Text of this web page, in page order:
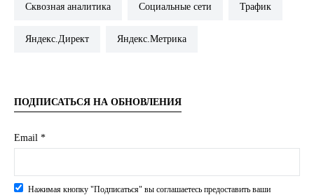
Сквозная аналитика Социальные сети Трафик
Яндекс.Директ Яндекс.Метрика
ПОДПИСАТЬСЯ НА ОБНОВЛЕНИЯ
Email *
Нажимая кнопку "Подписаться" вы соглашаетесь предоставить ваши